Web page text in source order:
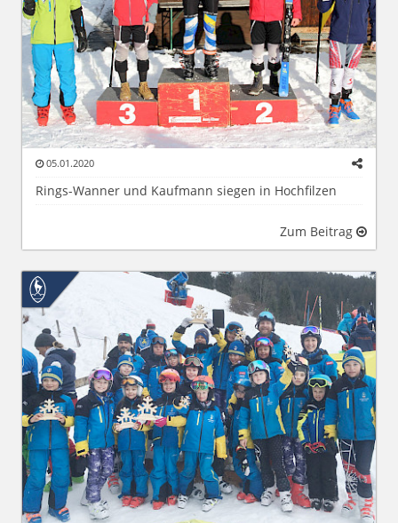
05.01.2020
Rings-Wanner und Kaufmann siegen in Hochfilzen
Zum Beitrag